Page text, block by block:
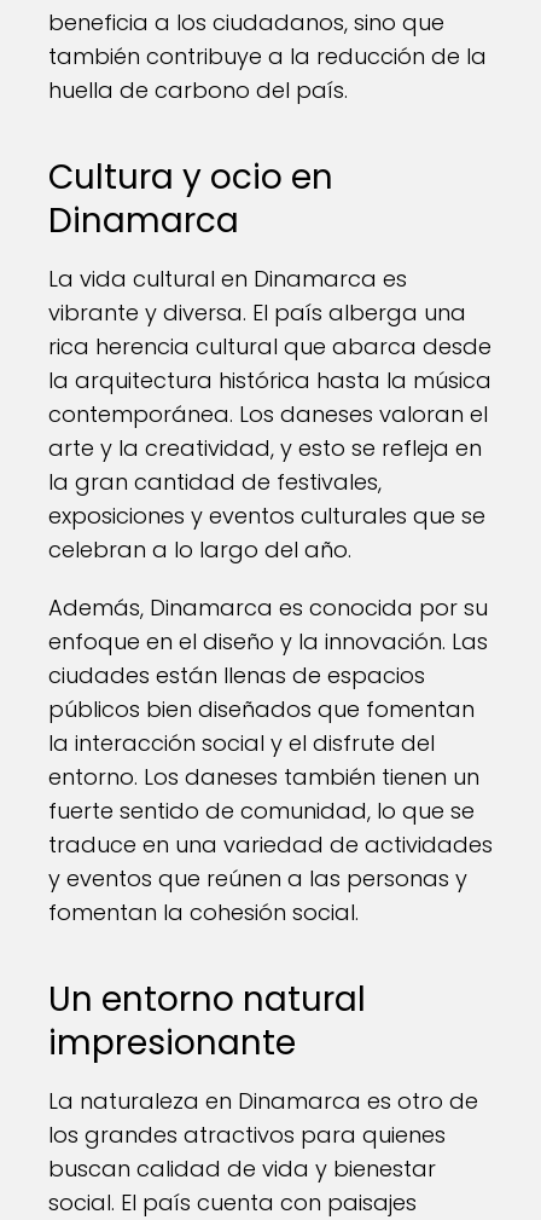
beneficia a los ciudadanos, sino que
también contribuye a la reducción de la
huella de carbono del país.
Cultura y ocio en
Dinamarca
La vida cultural en Dinamarca es
vibrante y diversa. El país alberga una
rica herencia cultural que abarca desde
la arquitectura histórica hasta la música
contemporánea. Los daneses valoran el
arte y la creatividad, y esto se refleja en
la gran cantidad de festivales,
exposiciones y eventos culturales que se
celebran a lo largo del año.
Además, Dinamarca es conocida por su
enfoque en el diseño y la innovación. Las
ciudades están llenas de espacios
públicos bien diseñados que fomentan
la interacción social y el disfrute del
entorno. Los daneses también tienen un
fuerte sentido de comunidad, lo que se
traduce en una variedad de actividades
y eventos que reúnen a las personas y
fomentan la cohesión social.
Un entorno natural
impresionante
La naturaleza en Dinamarca es otro de
los grandes atractivos para quienes
buscan calidad de vida y bienestar
social. El país cuenta con paisajes